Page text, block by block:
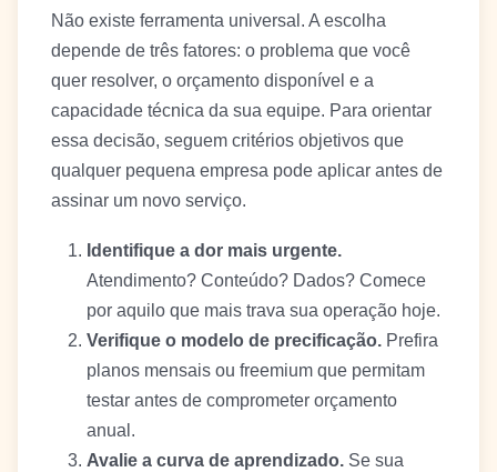
Não existe ferramenta universal. A escolha
depende de três fatores: o problema que você
quer resolver, o orçamento disponível e a
capacidade técnica da sua equipe. Para orientar
essa decisão, seguem critérios objetivos que
qualquer pequena empresa pode aplicar antes de
assinar um novo serviço.
Identifique a dor mais urgente.
Atendimento? Conteúdo? Dados? Comece
por aquilo que mais trava sua operação hoje.
Verifique o modelo de precificação. Prefira
planos mensais ou freemium que permitam
testar antes de comprometer orçamento
anual.
Avalie a curva de aprendizado. Se sua